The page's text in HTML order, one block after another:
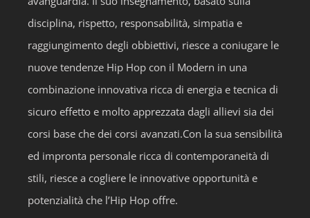
disciplina, rispetto, responsabilità, simpatia e
raggiungimento degli obbiettivi, riesce a coniugare le
nuove tendenze Hip Hop con il Modern in una
combinazione innovativa ricca di energia e tecnica di
sicuro effetto e molto apprezzata dagli allievi sia dei
corsi base che dei corsi avanzati.Con la sua sensibilità
ed impronta personale ricca di contemporaneità di
stili, riesce a cogliere le innovative opportunità e
potenzialità che l’Hip Hop offre.